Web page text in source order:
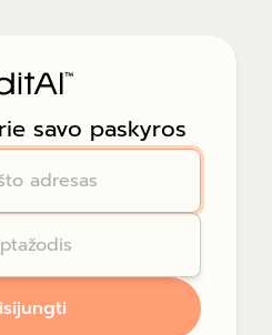
savo paskyros